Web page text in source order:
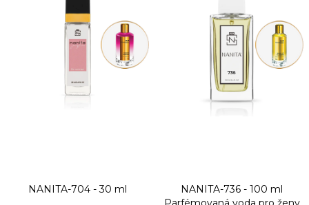
NANITA-704 - 30 ml
NANITA-736 - 100 ml